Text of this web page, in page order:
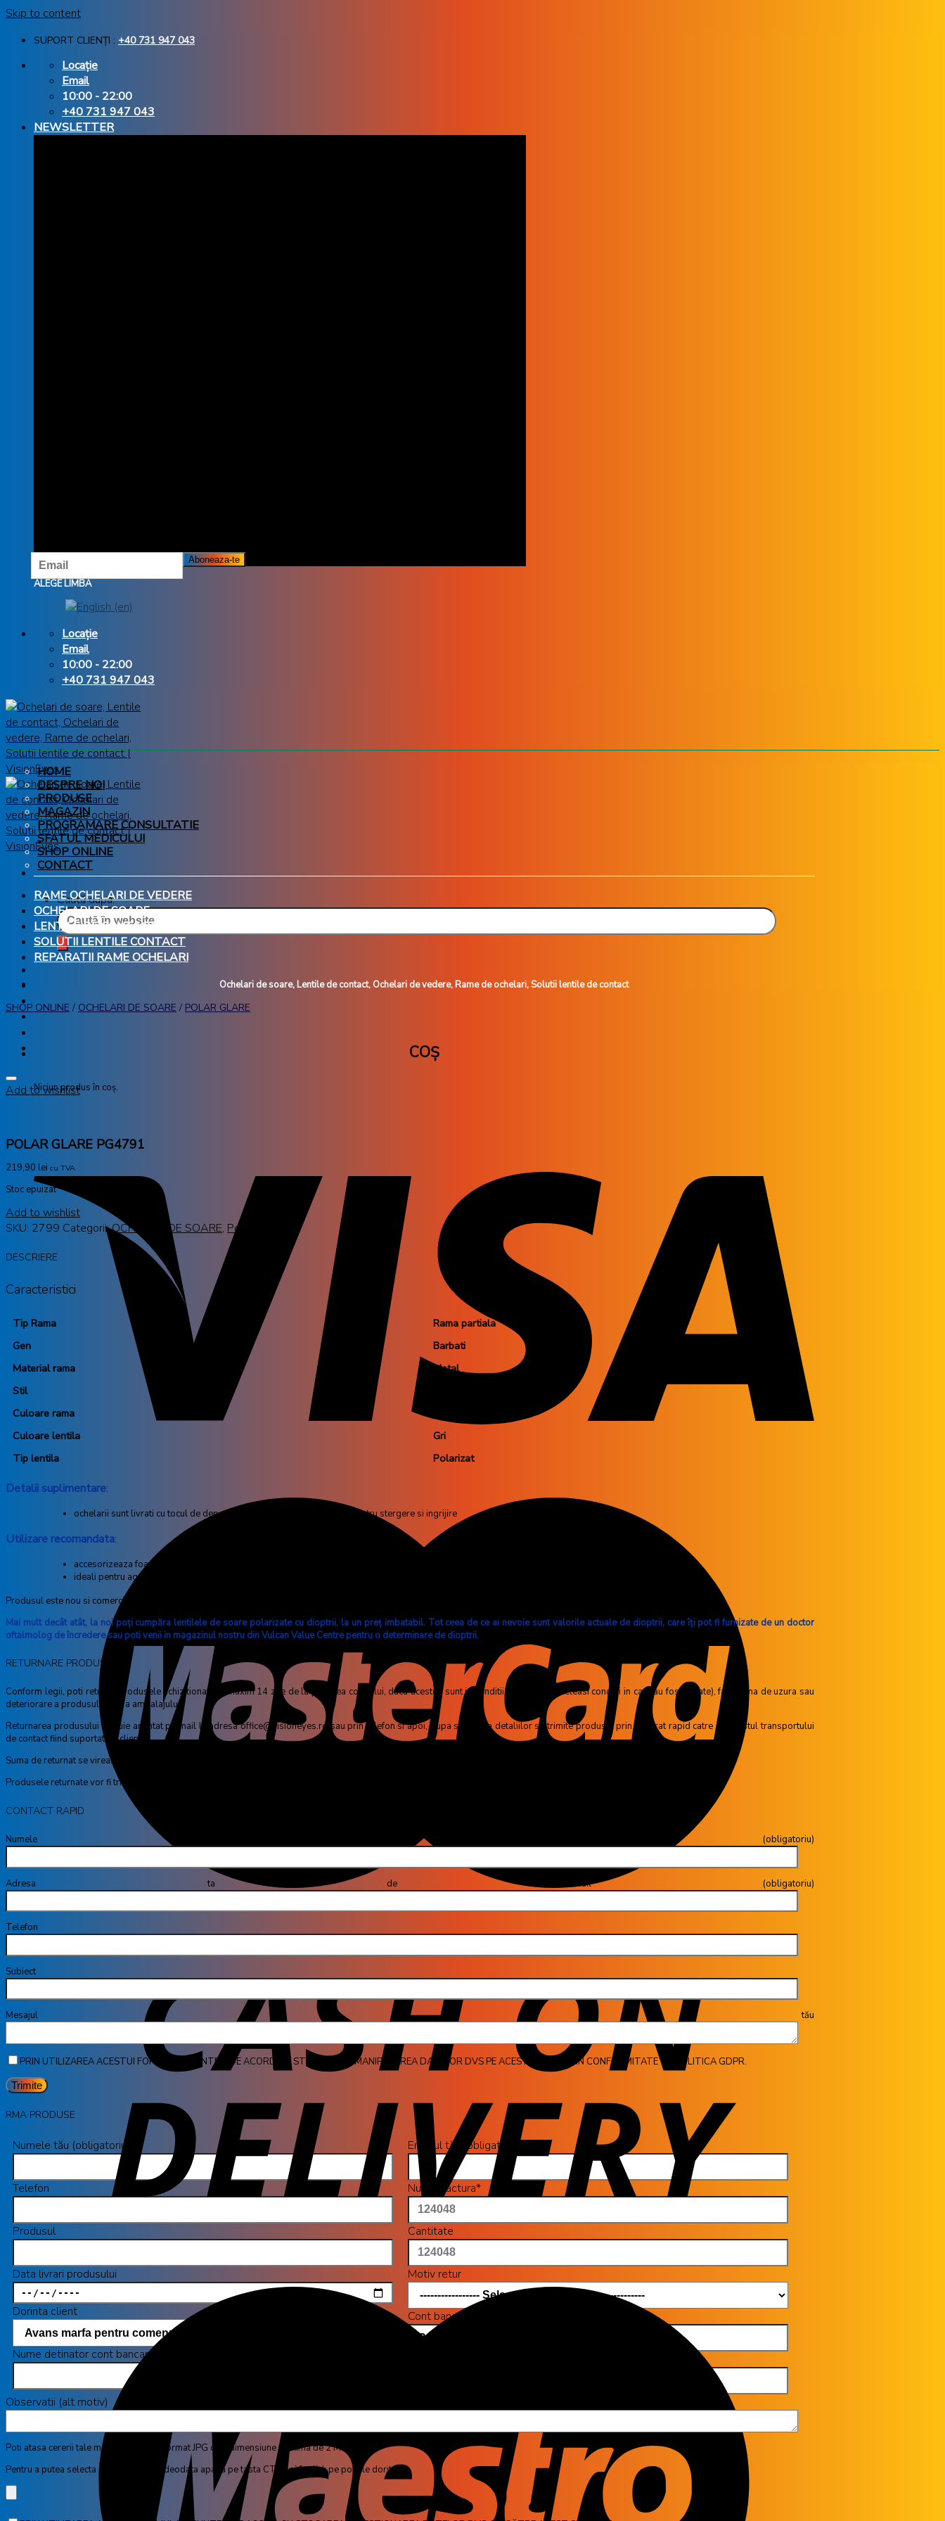
Skip to content
SUPORT CLIENȚI : +40 731 947 043
Locație
Email
10:00 - 22:00
+40 731 947 043
NEWSLETTER
ALEGE LIMBA
Locație
Email
10:00 - 22:00
+40 731 947 043
Caută după:
COȘ
Niciun produs în coș.
HOME
DESPRE NOI
PRODUSE
MAGAZIN
PROGRAMARE CONSULTATIE
SFATUL MEDICULUI
SHOP ONLINE
CONTACT
RAME OCHELARI DE VEDERE
OCHELARI DE SOARE
LENTILE DE CONTACT
SOLUTII LENTILE CONTACT
REPARATII RAME OCHELARI
Ochelari de soare, Lentile de contact, Ochelari de vedere, Rame de ochelari, Solutii lentile de contact
SHOP ONLINE / OCHELARI DE SOARE / POLAR GLARE
Add to wishlist
POLAR GLARE PG4791
219,90 lei cu TVA
Stoc epuizat
Add to wishlist
SKU: 2799 Categorii:OCHELARI DE SOARE, Polar Glare
DESCRIERE
Caracteristici
Tip Rama
Rama partiala
Gen
Barbati
Material rama
Metal
Stil
Culoare rama
Culoare lentila
Gri
Tip lentila
Polarizat
Detalii suplimentare:
ochelarii sunt livrati cu tocul de depozitare si o carpa din microfibra pentru stergere si ingrijire
Utilizare recomandata:
accesorizeaza foarte bine tinutele casual, dar nu numai, de fiecare data cand te expui la soare
ideali pentru agrementul estival (plaja, etc.), dar si pentru alte forme de distractie in care vrei sa iti pui in valoare fizionomia
Produsul este nou si comercializat in ambalajul original al producatorului.
Mai mult decât atât, la noi poţi cumpăra lentilele de soare polarizate cu dioptrii, la un preţ imbatabil. Tot ceea de ce ai nevoie sunt valorile actuale de dioptrii, care îţi pot fi furnizate de un doctor
oftalmolog de încredere sau poti venii in magazinul nostru din Vulcan Value Centre pentru o determinare de dioptrii.
RETURNARE PRODUSE
Conform legii, poti returna produsele achizitionate in maxim 14 zile de la primirea coletului, daca acestea sunt in conditii perfecte (in aceleasi conditii in care au fost livrate), fara urma de uzura sau
deteriorare a produsului sau a ambalajului.
Returnarea produsului trebuie anuntat pe mail la adresa office@visioneyes.ro sau prin telefon si apoi, dupa stabilirea detaliilor se trimite produsul prin curierat rapid catre noi, costul transportului
de contact fiind suportat de client.
Suma de returnat se vireaza prin transfer bancar, in maxim 30 de zile de la data denuntarii contractului, in contul indicat de client, mai putin costul transportului.
Produsele returnate vor fi trimise la adresa: Str Mihail Sebastian Nr 88, Complex Comercial Careffour Vulcan, Oras București
CONTACT RAPID
Numele tău (obligatoriu)
Adresa ta de email (obligatoriu)
Telefon
Subiect
Mesajul tău
PRIN UTILIZAREA ACESTUI FORMULAR SUNTEȚI DE ACORD CU STOCAREA ȘI MANIPULAREA DATELOR DVS PE ACEST SITE WEB IN CONFORMITATE CU POLITICA GDPR.
RMA PRODUSE
Numele tău (obligatoriu)
Telefon
Produsul
Data livrari produsului
Dorinta client
Nume detinator cont bancar
Emailul tău (obligatoriu)
Numar factura*
Cantitate
Motiv retur
Cont bancar
Observatii (alt motiv)
Poti atasa cererii tale maxim 4 poze in format JPG cu o dimensiune maxima de 2 MB.
Pentru a putea selecta mai multe poze deodata apasa pe tasta CTRL si fa click pe pozele dorite.